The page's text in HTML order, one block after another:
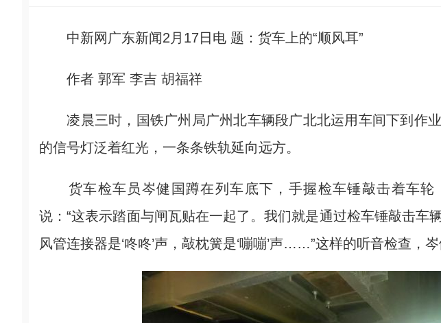
中新网广东新闻2月17日电 题：货车上的“顺风耳”
作者 郭军 李吉 胡福祥
凌晨三时，国铁广州局广州北车辆段广北北运用车间下到作
的信号灯泛着红光，一条条铁轨延向远方。
货车检车员岑健国蹲在列车底下，手握检车锤敲击着车轮
说：“这表示踏面与闸瓦贴在一起了。我们就是通过检车锤敲击车
风管连接器是‘咚咚’声，敲枕簧是‘嘣嘣’声……”这样的听音检查，